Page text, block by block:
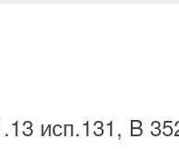
исп.131, B